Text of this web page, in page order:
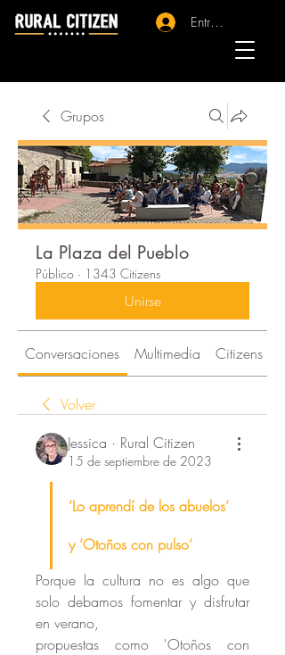
Entrar - Registro
Grupos
La Plaza del Pueblo
Público · 1343 Citizens
Unirse
Conversaciones Multimedia Citizens
Volver
Jessica · Rural Citizen
15 de septiembre de 2023
‘Lo aprendí de los abuelos’
y ‘Otoños con pulso’
Porque la cultura no es algo que
solo debamos fomentar y disfrutar
en verano,
propuestas como 'Otoños con